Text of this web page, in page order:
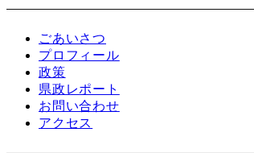
ごあいさつ
プロフィール
政策
県政レポート
お問い合わせ
アクセス